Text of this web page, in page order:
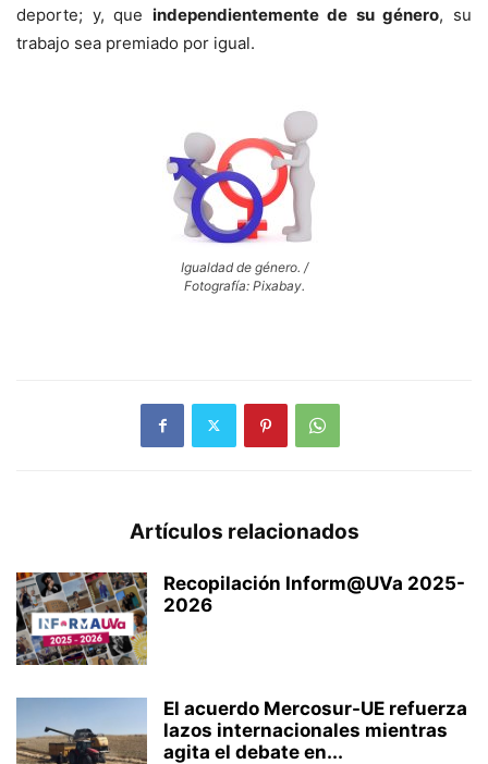
deporte; y, que independientemente de su género, su
trabajo sea premiado por igual.
Igualdad de género. /
Fotografía: Pixabay.
Artículos relacionados
Recopilación Inform@UVa 2025-
2026
El acuerdo Mercosur-UE refuerza
lazos internacionales mientras
agita el debate en...